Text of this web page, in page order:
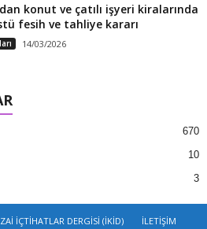
konut ve çatılı işyeri kiralarında
fesih ve tahliye kararı
14/03/2026
670
10
3
İÇTİHATLAR DERGİSİ (İKİD) İLETİŞİM